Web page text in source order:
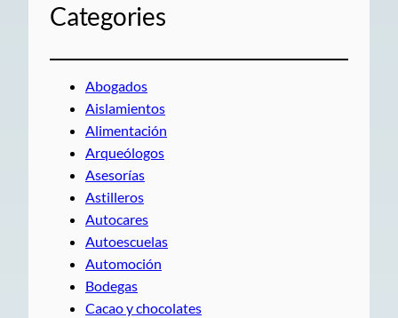
Categories
Abogados
Aislamientos
Alimentación
Arqueólogos
Asesorías
Astilleros
Autocares
Autoescuelas
Automoción
Bodegas
Cacao y chocolates